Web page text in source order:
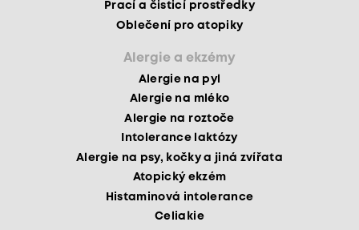
Prací a čisticí prostředky
Oblečení pro atopiky
Alergie a ekzémy
Alergie na pyl
Alergie na mléko
Alergie na roztoče
Intolerance laktózy
Alergie na psy, kočky a jiná zvířata
Atopický ekzém
Histaminová intolerance
Celiakie